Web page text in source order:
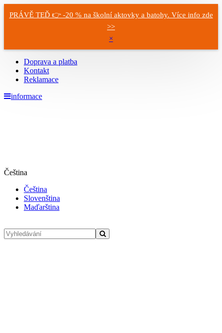
PRÁVĚ TEĎ 👉 -20 % na školní aktovky a batohy. Více info zde
>>
×
Doprava a platba
Kontakt
Reklamace
informace
Čeština
Čeština
Slovenština
Maďarština